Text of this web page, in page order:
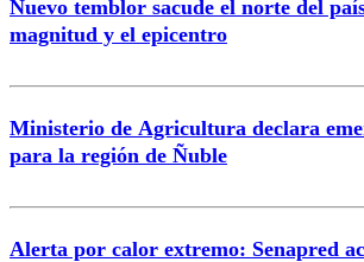
Nuevo temblor sacude el norte del
magnitud y el epicentro
Ministerio de Agricultura declara
para la región de Ñuble
Alerta por calor extremo: Senapred